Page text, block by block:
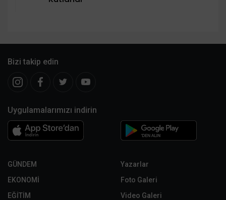
Bizi takip edin
Uygulamalarımızı indirin
GÜNDEM
EKONOMİ
EĞİTİM
Yazarlar
Foto Galeri
Video Galeri